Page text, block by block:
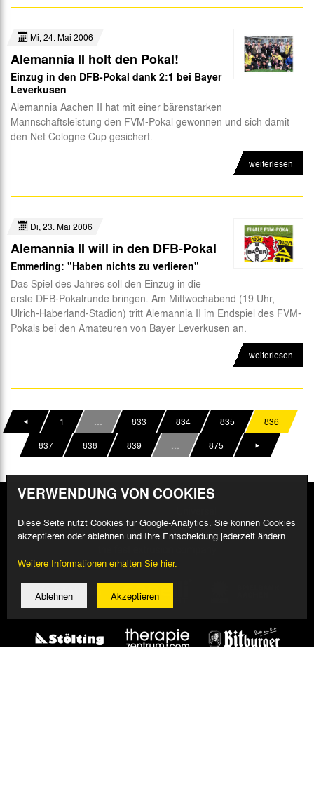
Mi, 24. Mai 2006
Alemannia II holt den Pokal!
Einzug in den DFB-Pokal dank 2:1 bei Bayer
Leverkusen
Alemannia Aachen II hat mit einer bärenstarken
Mannschaftsleistung den FVM-Pokal gewonnen und sich damit
den Net Cologne Cup gesichert.
weiterlesen
Di, 23. Mai 2006
Alemannia II will in den DFB-Pokal
Emmerling: "Haben nichts zu verlieren"
Das Spiel des Jahres soll den Einzug in die
erste DFB-Pokalrunde bringen. Am Mittwochabend (19 Uhr,
Ulrich-Haberland-Stadion) tritt Alemannia II im Endspiel des FVM-
Pokals bei den Amateuren von Bayer Leverkusen an.
weiterlesen
1 … 833 834 835
836
837
838 839 … 875
VERWENDUNG VON COOKIES
Diese Seite nutzt Cookies für Google-Analytics. Sie können Cookies
akzeptieren oder ablehnen und Ihre Entscheidung jederzeit ändern.
Weitere Informationen erhalten Sie hier.
Ablehnen Akzeptieren